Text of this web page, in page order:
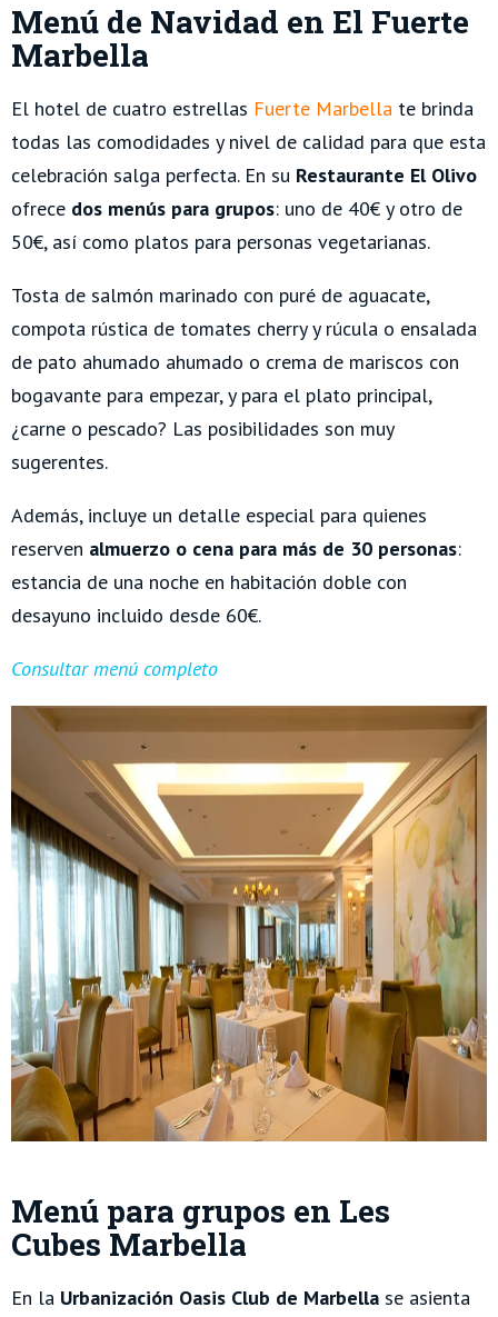
Menú de Navidad en El Fuerte
Marbella
El hotel de cuatro estrellas Fuerte Marbella te brinda
todas las comodidades y nivel de calidad para que esta
celebración salga perfecta. En su Restaurante El Olivo
ofrece dos menús para grupos: uno de 40€ y otro de
50€, así como platos para personas vegetarianas.
Tosta de salmón marinado con puré de aguacate,
compota rústica de tomates cherry y rúcula o ensalada
de pato ahumado ahumado o crema de mariscos con
bogavante para empezar, y para el plato principal,
¿carne o pescado? Las posibilidades son muy
sugerentes.
Además, incluye un detalle especial para quienes
reserven almuerzo o cena para más de 30 personas:
estancia de una noche en habitación doble con
desayuno incluido desde 60€.
Consultar menú completo
Menú para grupos en Les
Cubes Marbella
En la Urbanización Oasis Club de Marbella se asienta